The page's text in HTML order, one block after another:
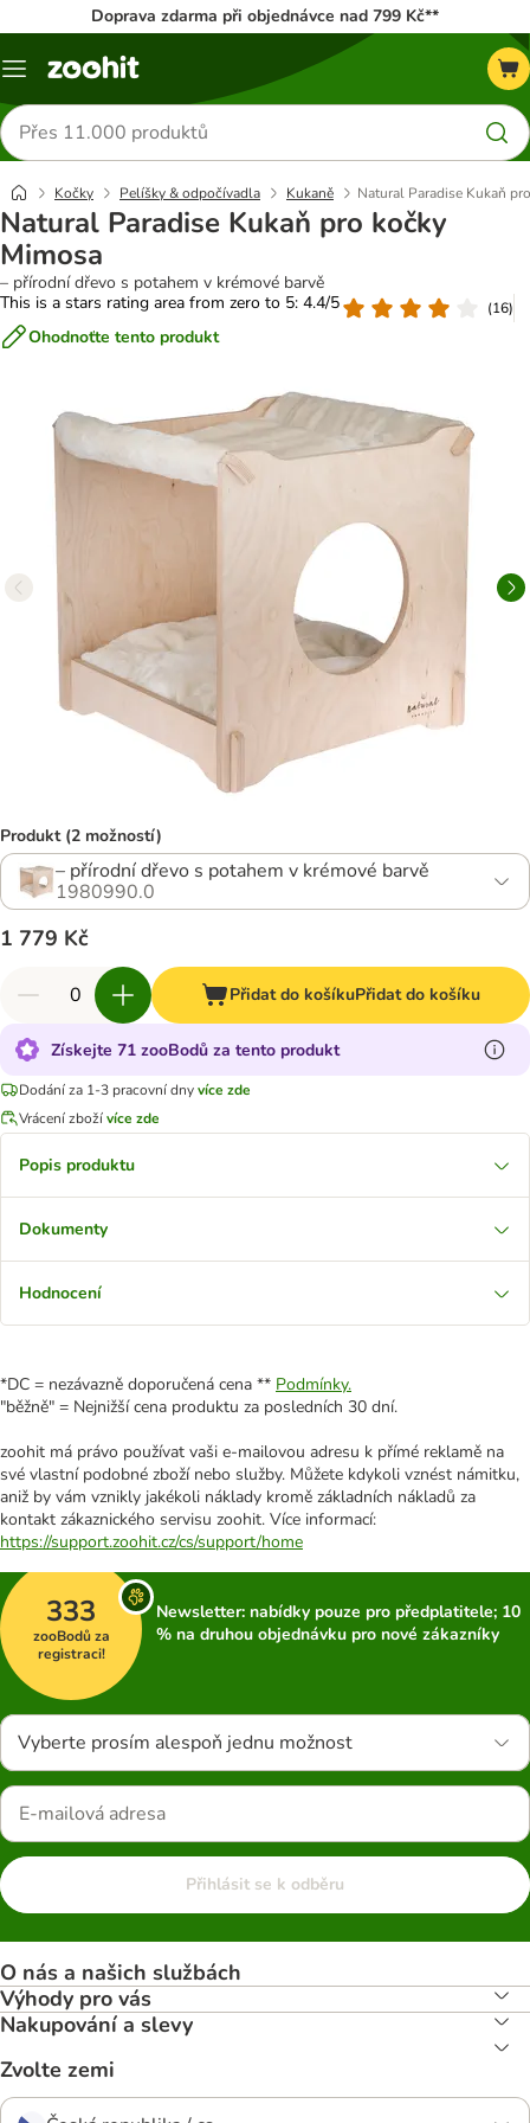
Doprava zdarma při objednávce nad 799 Kč**
Menu
Hledat
produkty
Kočky Pelíšky & odpočívadla Kukaně Natural Paradise Kukaň
Natural Paradise Kukaň pro kočky
Mimosa
– přírodní dřevo s potahem v krémové barvě
This is a stars rating area from zero to 5: 4.4/5
(16)
Ohodnoťte tento produkt
Produkt (2 možností)
– přírodní dřevo s potahem v krémové barvě
1980990.0
1 779 Kč
Přidat do košíkuPřidat do košíku
Získejte 71 zooBodů za tento produkt
Dodání za 1-3 pracovní dnyvíce zde
Vrácení zbožívíce zde
Popis produktu
Dokumenty
Hodnocení
*DC = nezávazně doporučená cena ** Podmínky.
"běžně" = Nejnižší cena produktu za posledních 30 dní.
zoohit má právo používat vaši e-mailovou adresu k přímé reklamě na
své vlastní podobné zboží nebo služby. Můžete kdykoli vznést námitku,
aniž by vám vznikly jakékoli náklady kromě základních nákladů za
kontakt zákaznického servisu zoohit. Více informací:
https://support.zoohit.cz/cs/support/home
333
zooBodů za
registraci!
Newsletter: nabídky pouze pro předplatitele; 10
% na druhou objednávku pro nové zákazníky
Vyberte prosím alespoň jednu možnost
Přihlásit se k odběru
O nás a našich službách
Výhody pro vás
Nakupování a slevy
Zvolte zemi